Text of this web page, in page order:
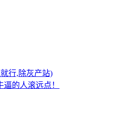
行,除灰产站)
的人滚远点！